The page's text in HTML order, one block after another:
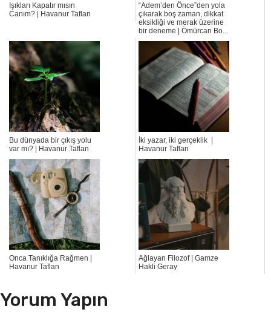
Işıkları Kapatır mısın
Canım? | Havanur Taflan
“Adem’den Önce”den yola
çıkarak boş zaman, dikkat
eksikliği ve merak üzerine
bir deneme | Ömürcan Bo...
Bu dünyada bir çıkış yolu
var mı? | Havanur Taflan
İki yazar, iki gerçeklik |
Havanur Taflan
Onca Tanıklığa Rağmen |
Havanur Taflan
Ağlayan Filozof | Gamze
Hakli Geray
Yorum Yapın